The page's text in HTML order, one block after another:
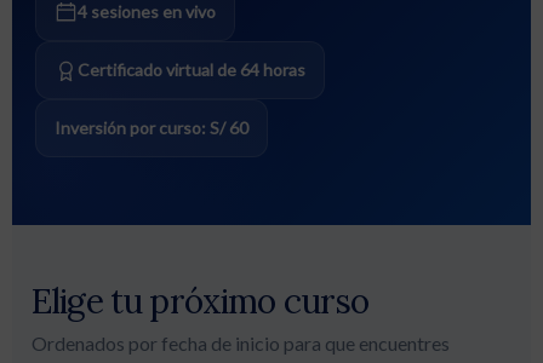
4 sesiones en vivo
Certificado virtual de 64 horas
Inversión por curso: S/ 60
Elige tu próximo curso
Ordenados por fecha de inicio para que encuentres